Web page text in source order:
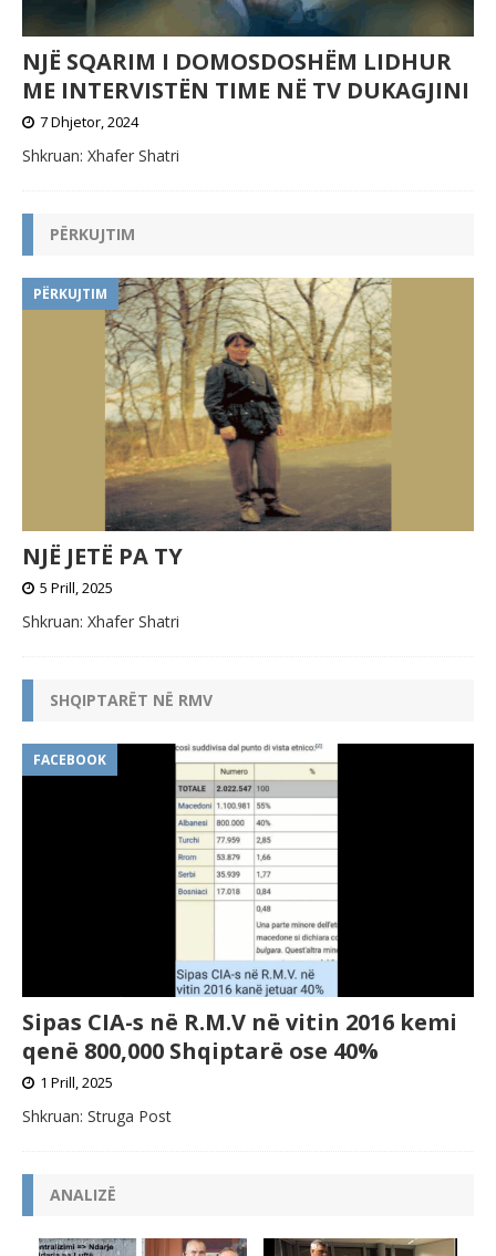
NJË SQARIM I DOMOSDOSHËM LIDHUR
ME INTERVISTËN TIME NË TV DUKAGJINI
7 Dhjetor, 2024
Shkruan: Xhafer Shatri
PËRKUJTIM
PËRKUJTIM
NJË JETË PA TY
5 Prill, 2025
Shkruan: Xhafer Shatri
SHQIPTARËT NË RMV
FACEBOOK
Sipas CIA-s në R.M.V në vitin 2016 kemi
qenë 800,000 Shqiptarë ose 40%
1 Prill, 2025
Shkruan: Struga Post
ANALIZË